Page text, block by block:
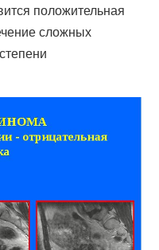
положительная
сложных